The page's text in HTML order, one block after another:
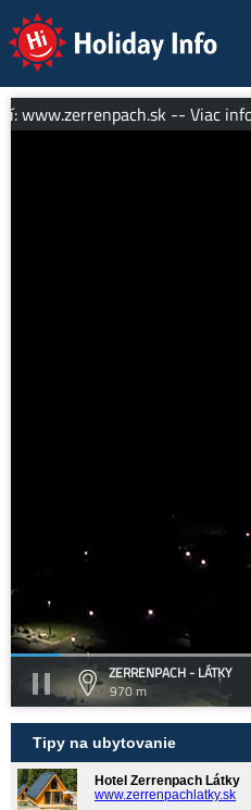
Holiday Info
www.zerrenpach.sk -- Viac
ZERRENPACH - LÁTKY
970 m
Tipy na ubytovanie
Hotel Zerrenpach Látky
www.zerrenpachlatky.sk